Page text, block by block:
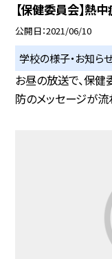
【保健委員会】熱
公開日 2021/06/10
学校の様子・お知ら
お昼の放送で、保健
防のメッセージが流